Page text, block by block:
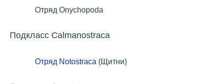
Отряд Onychopoda
Подкласс Calmanostraca
Отряд Notostraca (Щитни)